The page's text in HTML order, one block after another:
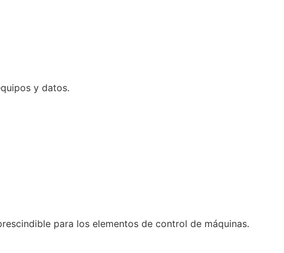
y datos.
para los elementos de control de máquinas.